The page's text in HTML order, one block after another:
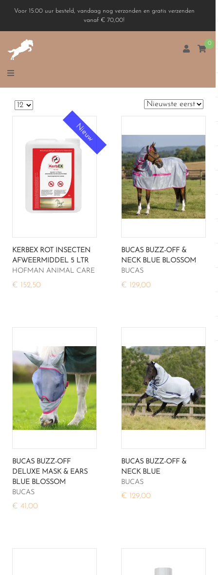
Voor 15.00 uur besteld, vandaag nog verzonden en gratis verzenden
vanaf € 70,00!
0
Nieuw
KERBEX ROT INSECTEN
AFWEERMIDDEL 5 LTR
HOFMAN ANIMAL CARE
€ 152,50
BUCAS BUZZ-OFF &
NECK BLUE BLOSSOM
BUCAS
€ 129,00
BUCAS BUZZ-OFF
DELUXE MASK & EARS
BLUE BLOSSOM
BUCAS
€ 41,00
BUCAS BUZZ-OFF &
NECK BLUE
BUCAS
€ 129,00